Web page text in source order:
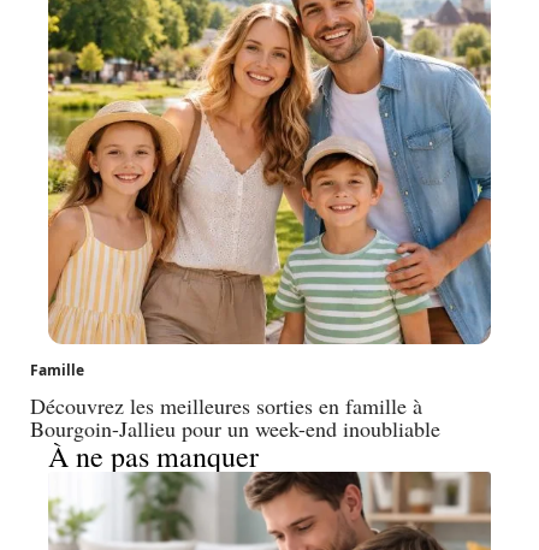
Famille
Découvrez les meilleures sorties en famille à
Bourgoin-Jallieu pour un week-end inoubliable
À ne pas manquer